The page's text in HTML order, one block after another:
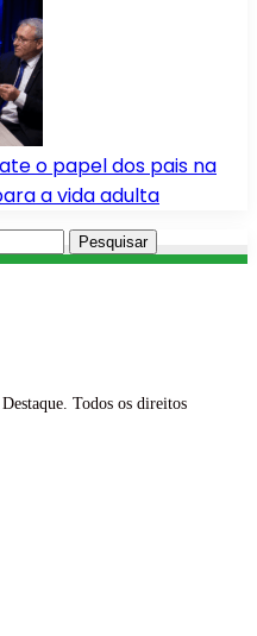
o papel dos pais na
a vida adulta
Todos os direitos